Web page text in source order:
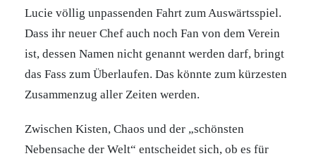
Lucie völlig unpassenden Fahrt zum Auswärtsspiel.
Dass ihr neuer Chef auch noch Fan von dem Verein
ist, dessen Namen nicht genannt werden darf, bringt
das Fass zum Überlaufen. Das könnte zum kürzesten
Zusammenzug aller Zeiten werden.
Zwischen Kisten, Chaos und der „schönsten
Nebensache der Welt“ entscheidet sich, ob es für